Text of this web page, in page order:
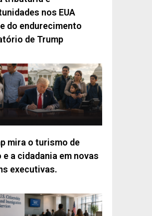
nos EUA
do endurecimento
de Trump
mira o turismo de
e a cidadania em novas
executivas.